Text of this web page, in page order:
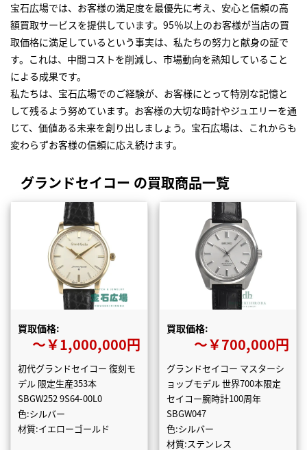
宝石広場では、お客様の満足度を最優先に考え、安心と信頼の高
額買取サービスを提供しています。95％以上のお客様が当店の買
取価格に満足しているという事実は、私たちの努力と献身の証で
す。これは、中間コストを削減し、市場動向を熟知していること
による成果です。
私たちは、宝石広場でのご経験が、お客様にとって特別な記憶と
して残るよう努めています。お客様の大切な時計やジュエリーを通
じて、価値ある未来を創り出しましょう。宝石広場は、これからも
変わらずお客様の信頼に応え続けます。
グランドセイコー の買取商品一覧
買取価格:
〜￥1,000,000円
初代グランドセイコー 復刻モ
デル 限定生産353本
SBGW252 9S64-00L0
色:シルバー
材質:イエローゴールド
買取価格:
〜￥700,000円
グランドセイコー マスターシ
ョップモデル 世界700本限定
セイコー腕時計100周年
SBGW047
色:シルバー
材質:ステンレス